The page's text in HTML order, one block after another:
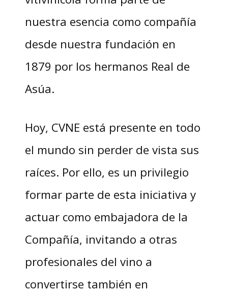
nuestra esencia como compañía
desde nuestra fundación en
1879 por los hermanos Real de
Asúa.
Hoy, CVNE está presente en todo
el mundo sin perder de vista sus
raíces. Por ello, es un privilegio
formar parte de esta iniciativa y
actuar como embajadora de la
Compañía, invitando a otras
profesionales del vino a
convertirse también en